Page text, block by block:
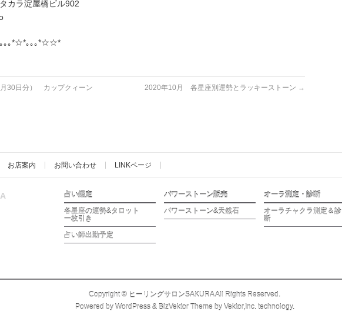
カラ淀屋橋ビル902
｡｡*☆*｡｡｡*☆☆*
30日分） カップクィーン 2020年10月 各星座別運勢とラッキーストーン →
お店案内 お問い合わせ LINKページ
占い鑑定
各星座の運勢&タロット
一枚引き
占い師出勤予定
パワーストーン販売
パワーストーン&天然石
オーラ測定・診断
オーラチャクラ測定＆診
断
Copyright © ヒーリングサロンSAKURAAll Rights Reserved.
Powered by WordPress& BizVektor Theme by Vektor,Inc.technology.